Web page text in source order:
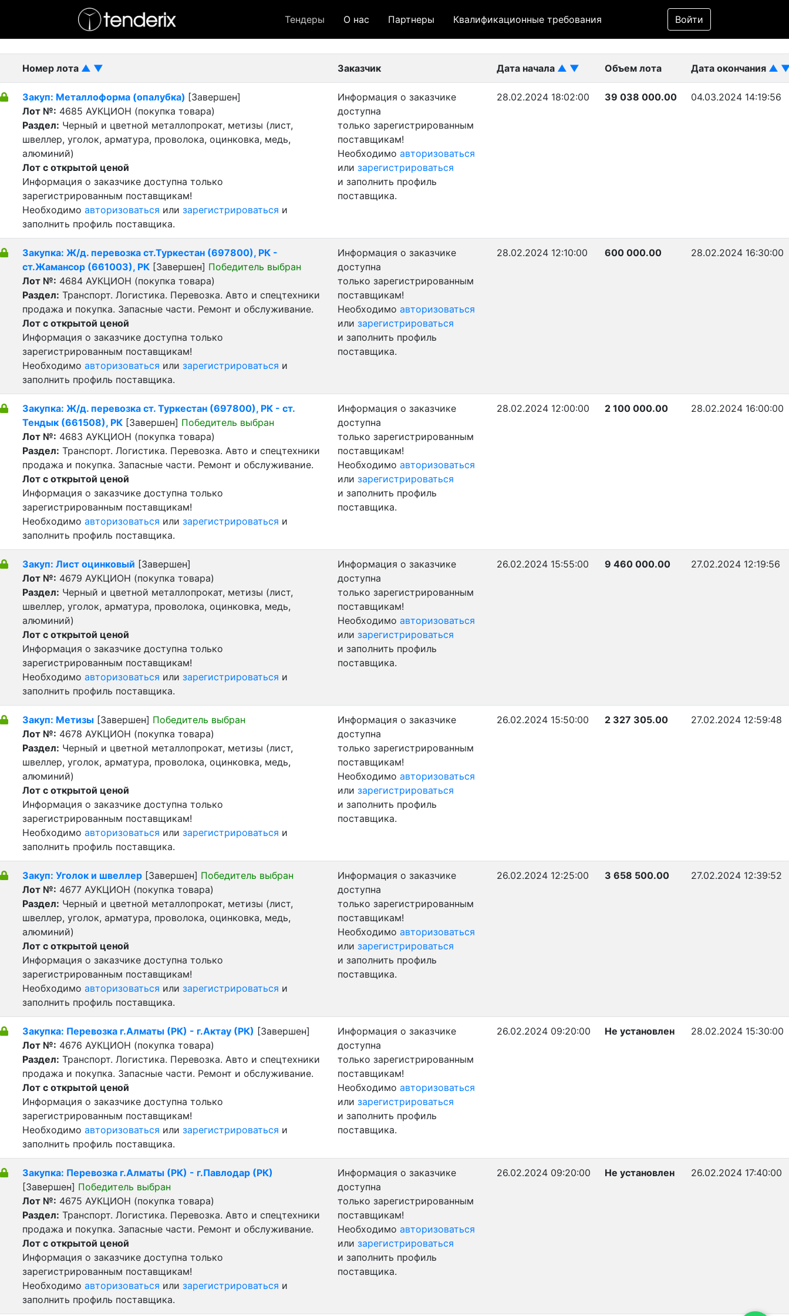
Тендеры О нас Партнеры Квалификационные требования Войти
Фильтр
- Завершенный лот
Номер лота ▲ ▼ Заказчик Дата начала ▲ ▼ Объем лота Дата окончания ▲
Закуп: Металлоформа (опалубка) [Завершен]
Лот №: 4685 АУКЦИОН (покупка товара)
Раздел: Черный и цветной металлопрокат, метизы (лист,
швеллер, уголок, арматура, проволока, оцинковка, медь,
алюминий)
Лот с открытой ценой
Информация о заказчике доступна только
зарегистрированным поставщикам!
Необходимо авторизоваться или зарегистрироваться и
заполнить профиль поставщика.
Информация о заказчике
доступна
только зарегистрированным
поставщикам!
Необходимо авторизоваться
или зарегистрироваться
и заполнить профиль
поставщика.
28.02.2024 18:02:00 39 038 000.00 04.03.2024 14:19:56
Закупка: Ж/д. перевозка ст.Туркестан (697800), РК -
ст.Жамансор (661003), РК [Завершен] Победитель выбран
Лот №: 4684 АУКЦИОН (покупка товара)
Раздел: Транспорт. Логистика. Перевозка. Авто и спецтехники
продажа и покупка. Запасные части. Ремонт и обслуживание.
Лот с открытой ценой
Информация о заказчике доступна только
зарегистрированным поставщикам!
Необходимо авторизоваться или зарегистрироваться и
заполнить профиль поставщика.
Информация о заказчике
доступна
только зарегистрированным
поставщикам!
Необходимо авторизоваться
или зарегистрироваться
и заполнить профиль
поставщика.
28.02.2024 12:10:00 600 000.00 28.02.2024 16:30:00
Закупка: Ж/д. перевозка ст. Туркестан (697800), РК - ст.
Тендык (661508), РК [Завершен] Победитель выбран
Лот №: 4683 АУКЦИОН (покупка товара)
Раздел: Транспорт. Логистика. Перевозка. Авто и спецтехники
продажа и покупка. Запасные части. Ремонт и обслуживание.
Лот с открытой ценой
Информация о заказчике доступна только
зарегистрированным поставщикам!
Необходимо авторизоваться или зарегистрироваться и
заполнить профиль поставщика.
Информация о заказчике
доступна
только зарегистрированным
поставщикам!
Необходимо авторизоваться
или зарегистрироваться
и заполнить профиль
поставщика.
28.02.2024 12:00:00 2 100 000.00 28.02.2024 16:00:00
Закуп: Лист оцинковый [Завершен]
Лот №: 4679 АУКЦИОН (покупка товара)
Раздел: Черный и цветной металлопрокат, метизы (лист,
швеллер, уголок, арматура, проволока, оцинковка, медь,
алюминий)
Лот с открытой ценой
Информация о заказчике доступна только
зарегистрированным поставщикам!
Необходимо авторизоваться или зарегистрироваться и
заполнить профиль поставщика.
Информация о заказчике
доступна
только зарегистрированным
поставщикам!
Необходимо авторизоваться
или зарегистрироваться
и заполнить профиль
поставщика.
26.02.2024 15:55:00 9 460 000.00 27.02.2024 12:19:56
Закуп: Метизы [Завершен] Победитель выбран
Лот №: 4678 АУКЦИОН (покупка товара)
Раздел: Черный и цветной металлопрокат, метизы (лист,
швеллер, уголок, арматура, проволока, оцинковка, медь,
алюминий)
Лот с открытой ценой
Информация о заказчике доступна только
зарегистрированным поставщикам!
Необходимо авторизоваться или зарегистрироваться и
заполнить профиль поставщика.
Информация о заказчике
доступна
только зарегистрированным
поставщикам!
Необходимо авторизоваться
или зарегистрироваться
и заполнить профиль
поставщика.
26.02.2024 15:50:00 2 327 305.00 27.02.2024 12:59:48
Закуп: Уголок и швеллер [Завершен] Победитель выбран
Лот №: 4677 АУКЦИОН (покупка товара)
Раздел: Черный и цветной металлопрокат, метизы (лист,
швеллер, уголок, арматура, проволока, оцинковка, медь,
алюминий)
Лот с открытой ценой
Информация о заказчике доступна только
зарегистрированным поставщикам!
Необходимо авторизоваться или зарегистрироваться и
заполнить профиль поставщика.
Информация о заказчике
доступна
только зарегистрированным
поставщикам!
Необходимо авторизоваться
или зарегистрироваться
и заполнить профиль
поставщика.
26.02.2024 12:25:00 3 658 500.00 27.02.2024 12:39:52
Закупка: Перевозка г.Алматы (РК) - г.Актау (РК) [Завершен]
Лот №: 4676 АУКЦИОН (покупка товара)
Раздел: Транспорт. Логистика. Перевозка. Авто и спецтехники
продажа и покупка. Запасные части. Ремонт и обслуживание.
Лот с открытой ценой
Информация о заказчике доступна только
зарегистрированным поставщикам!
Необходимо авторизоваться или зарегистрироваться и
заполнить профиль поставщика.
Информация о заказчике
доступна
только зарегистрированным
поставщикам!
Необходимо авторизоваться
или зарегистрироваться
и заполнить профиль
поставщика.
26.02.2024 09:20:00 Не установлен 28.02.2024 15:30:00
Закупка: Перевозка г.Алматы (РК) - г.Павлодар (РК)
[Завершен] Победитель выбран
Лот №: 4675 АУКЦИОН (покупка товара)
Раздел: Транспорт. Логистика. Перевозка. Авто и спецтехники
продажа и покупка. Запасные части. Ремонт и обслуживание.
Лот с открытой ценой
Информация о заказчике доступна только
зарегистрированным поставщикам!
Необходимо авторизоваться или зарегистрироваться и
заполнить профиль поставщика.
Информация о заказчике
доступна
только зарегистрированным
поставщикам!
Необходимо авторизоваться
или зарегистрироваться
и заполнить профиль
поставщика.
26.02.2024 09:20:00 Не установлен 26.02.2024 17:40:00